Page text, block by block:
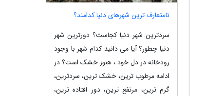
نامتعارف ترین شهرهای دنیا کدامند؟
سردترین شهر دنیا کجاست؟ دورترین شهر
دنیا چطور؟ آیا می دانید کدام شهر با وجود
رودخانه در دل خود ، هنوز خشک است؟ در
ادامه مرطوب ترین، خشک ترین، سردترین،
گرم ترین، مرتفع ترین، دور افتاده ترین،